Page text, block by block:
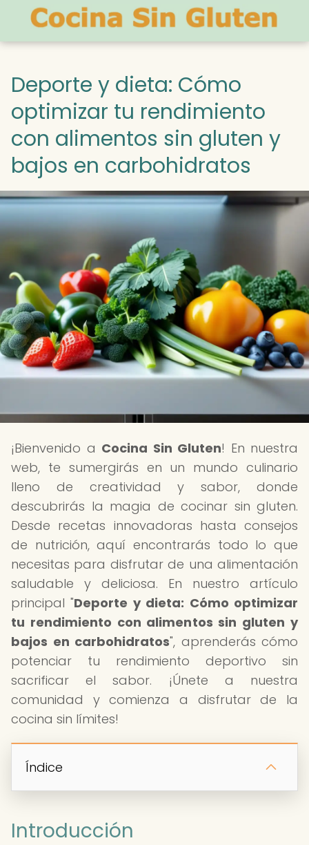
Deporte y dieta: Cómo
optimizar tu rendimiento
con alimentos sin gluten y
bajos en carbohidratos
¡Bienvenido a Cocina Sin Gluten! En nuestra
web, te sumergirás en un mundo culinario
lleno de creatividad y sabor, donde
descubrirás la magia de cocinar sin gluten.
Desde recetas innovadoras hasta consejos
de nutrición, aquí encontrarás todo lo que
necesitas para disfrutar de una alimentación
saludable y deliciosa. En nuestro artículo
principal "Deporte y dieta: Cómo optimizar
tu rendimiento con alimentos sin gluten y
bajos en carbohidratos", aprenderás cómo
potenciar tu rendimiento deportivo sin
sacrificar el sabor. ¡Únete a nuestra
comunidad y comienza a disfrutar de la
cocina sin límites!
Índice
Introducción